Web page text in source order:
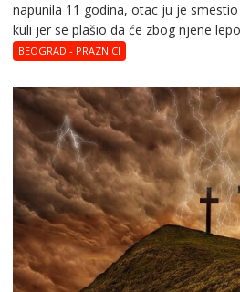
napunila 11 gоdina, otac ju je
kuli jer se plašio da će zbog njene
BEOGRAD - PRAZNICI